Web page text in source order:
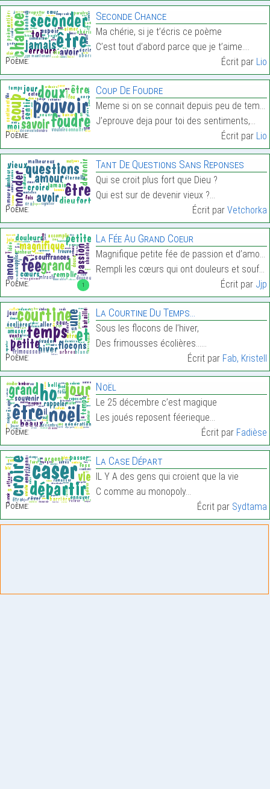
Poème:
Seconde Chance
Ma chérie, si je t’écris ce poème
C’est tout d’abord parce que je t’aime.…
Écrit par Lio
Poème:
Coup De Foudre
Meme si on se connait depuis peu de temps,
J’eprouve deja pour toi des sentiments,…
Écrit par Lio
Poème:
Tant De Questions Sans Reponses
Qui se croit plus fort que Dieu ?
Qui est sur de devenir vieux ?…
Écrit par Vetchorka
1
Poème:
La Fée Au Grand Coeur
Magnifique petite fée de passion et d’amour
Rempli les cœurs qui ont douleurs et souffrances…
Écrit par Jjp
Poème:
La Courtine Du Temps…
Sous les flocons de l’hiver,
Des frimousses écolières……
Écrit par Fab, Kristell
Poème:
Noël
Le 25 décembre c’est magique
Les joués reposent féerieque…
Écrit par Fadièse
Poème:
La Case Départ
IL Y A des gens qui croient que la vie
C comme au monopoly…
Écrit par Sydtama